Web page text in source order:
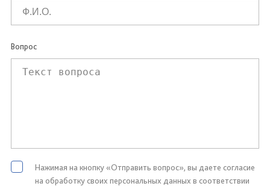
Вопрос
Нажимая на кнопку «Отправить вопрос», вы даете согласие
на обработку своих персональных данных в соответствии